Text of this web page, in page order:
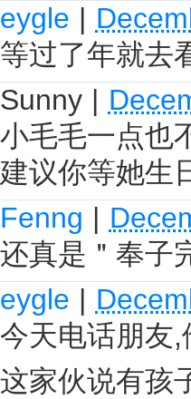
eygle |
等过了年就去
Sunny |
小毛毛一点也
建议你等她生
Fenng |
还真是＂奉子
eygle |
今天电话朋友
这家伙说有孩